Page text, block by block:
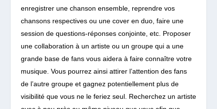
enregistrer une chanson ensemble, reprendre vos
chansons respectives ou une cover en duo, faire une
session de questions-réponses conjointe, etc. Proposer
une collaboration à un artiste ou un groupe qui a une
grande base de fans vous aidera à faire connaître votre
musique. Vous pourrez ainsi attirer l’attention des fans
de l’autre groupe et gagnez potentiellement plus de
visibilité que vous ne le feriez seul. Recherchez un artiste